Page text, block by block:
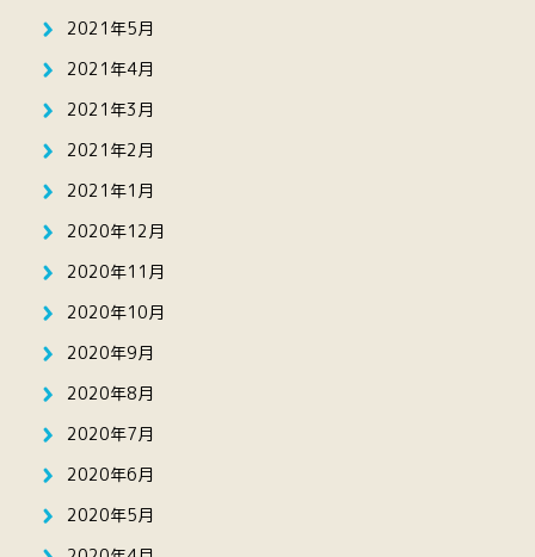
2021年5月
2021年4月
2021年3月
2021年2月
2021年1月
2020年12月
2020年11月
2020年10月
2020年9月
2020年8月
2020年7月
2020年6月
2020年5月